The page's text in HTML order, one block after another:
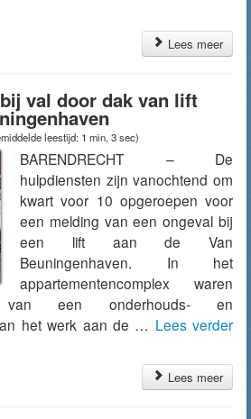
Lees meer
val door dak van lift
leestijd: 1 min, 3 sec)
BARENDRECHT – De
hulpdiensten zijn vanochtend om
kwart voor 10 opgeroepen voor
een melding van een ongeval bij
een lift aan de Van
Beuningenhaven. In het
appartementencomplex waren
van een onderhouds- en
het werk aan de … Lees verder
Lees meer